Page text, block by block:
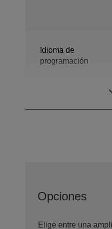
Idioma de
programación
Opciones
Elige entre una